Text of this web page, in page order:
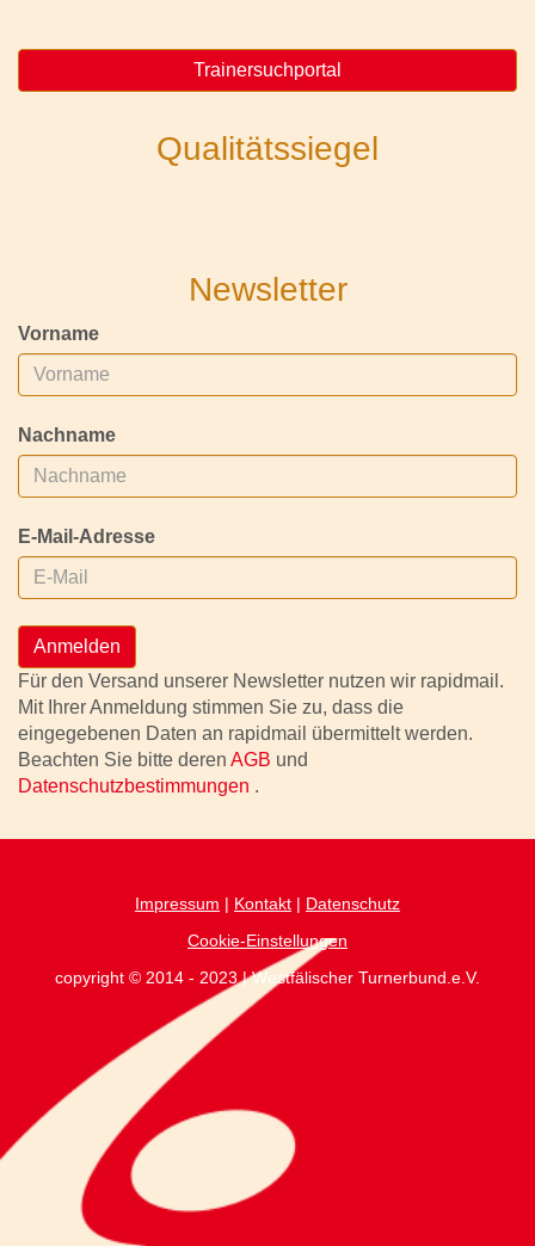
Trainersuchportal
Qualitätssiegel
Newsletter
Vorname
Nachname
E-Mail-Adresse
Anmelden
Für den Versand unserer Newsletter nutzen wir rapidmail.
Mit Ihrer Anmeldung stimmen Sie zu, dass die
eingegebenen Daten an rapidmail übermittelt werden.
Beachten Sie bitte deren AGB und
Datenschutzbestimmungen .
Impressum | Kontakt | Datenschutz
Cookie-Einstellungen
copyright © 2014 - 2023 | Westfälischer Turnerbund.e.V.